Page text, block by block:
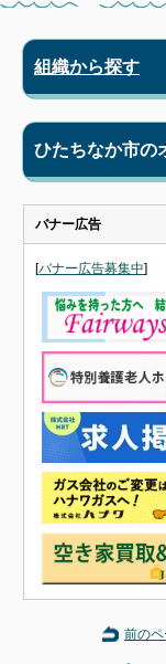
組織から探す
ひたちなか市の
バナー広告
[バナー広告募集中]
前の